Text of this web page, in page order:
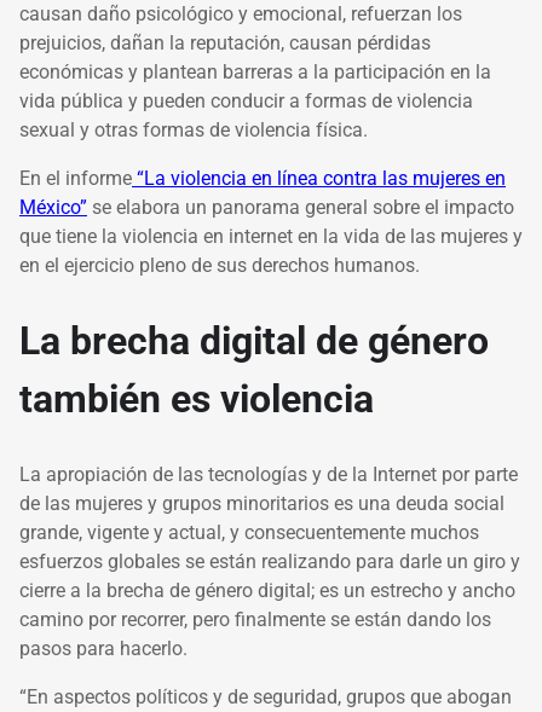
causan daño psicológico y emocional, refuerzan los
prejuicios, dañan la reputación, causan pérdidas
económicas y plantean barreras a la participación en la
vida pública y pueden conducir a formas de violencia
sexual y otras formas de violencia física.
En el informe “La violencia en línea contra las mujeres en
México” se elabora un panorama general sobre el impacto
que tiene la violencia en internet en la vida de las mujeres y
en el ejercicio pleno de sus derechos humanos.
La brecha digital de género
también es violencia
La apropiación de las tecnologías y de la Internet por parte
de las mujeres y grupos minoritarios es una deuda social
grande, vigente y actual, y consecuentemente muchos
esfuerzos globales se están realizando para darle un giro y
cierre a la brecha de género digital; es un estrecho y ancho
camino por recorrer, pero finalmente se están dando los
pasos para hacerlo.
“En aspectos políticos y de seguridad, grupos que abogan